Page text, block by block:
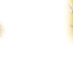
verkossa